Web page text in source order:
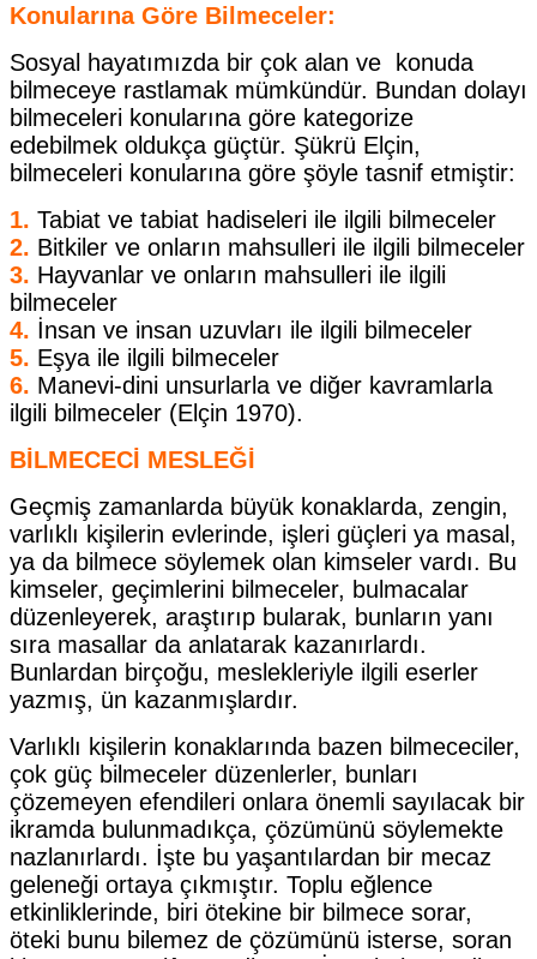
Konularına Göre Bilmeceler:
Sosyal hayatımızda bir çok alan ve konuda
bilmeceye rastlamak mümkündür. Bundan dolayı
bilmeceleri konularına göre kategorize
edebilmek oldukça güçtür. Şükrü Elçin,
bilmeceleri konularına göre şöyle tasnif etmiştir:
1. Tabiat ve tabiat hadiseleri ile ilgili bilmeceler
2. Bitkiler ve onların mahsulleri ile ilgili bilmeceler
3. Hayvanlar ve onların mahsulleri ile ilgili
bilmeceler
4. İnsan ve insan uzuvları ile ilgili bilmeceler
5. Eşya ile ilgili bilmeceler
6. Manevi-dini unsurlarla ve diğer kavramlarla
ilgili bilmeceler (Elçin 1970).
BİLMECECİ MESLEĞİ
Geçmiş zamanlarda büyük konaklarda, zen­gin,
varlıklı kişilerin evlerinde, işle­ri güçleri ya masal,
ya da bilmece söylemek olan kimseler vardı. Bu
kimseler, geçimlerini bilmece­ler, bulmacalar
düzenleyerek, araş­tırıp bularak, bunların yanı
sıra masallar da anlatarak kazanırlar­dı.
Bunlardan birçoğu, meslekleriyle ilgili eserler
yazmış, ün kazan­mışlardır.
Varlıklı kişilerin konaklarında bazen bilmececiler,
çok güç bilmece­ler düzenlerler, bunları
çözemeyen efendileri onlara önemli sayılacak bir
ikramda bulunmadıkça, çözümünü söylemekte
nazlanırlardı. İşte bu yaşantılardan bir mecaz
geleneği ortaya çıkmıştır. Toplu eğlence
etkinliklerinde, biri ötekine bir bilmece sorar,
öteki bunu bilemez de çözümünü isterse, soran